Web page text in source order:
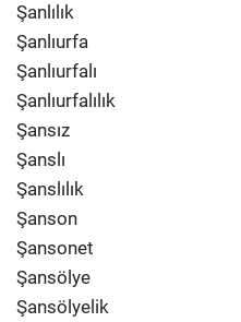
Şanlılık
Şanlıurfa
Şanlıurfalı
Şanlıurfalılık
Şansız
Şanslı
Şanslılık
Şanson
Şansonet
Şansölye
Şansölyelik